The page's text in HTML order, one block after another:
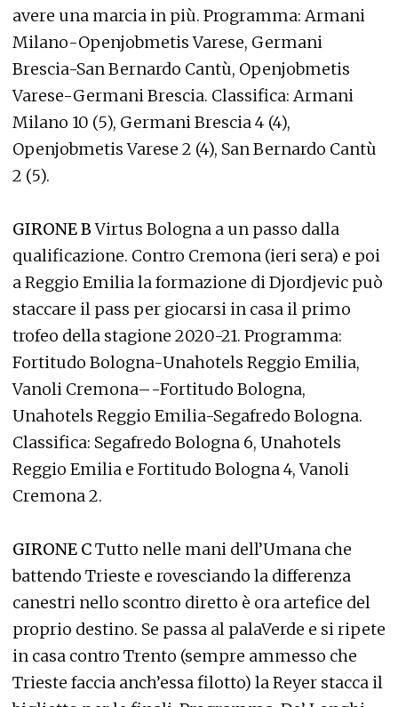
avere una marcia in più. Programma: Armani
Milano-Openjobmetis Varese, Germani
Brescia-San Bernardo Cantù, Openjobmetis
Varese-Germani Brescia. Classifica: Armani
Milano 10 (5), Germani Brescia 4 (4),
Openjobmetis Varese 2 (4), San Bernardo Cantù
2 (5).
GIRONE BVirtus Bologna a un passo dalla
qualificazione. Contro Cremona (ieri sera) e poi
a Reggio Emilia la formazione di Djordjevic può
staccare il pass per giocarsi in casa il primo
trofeo della stagione 2020-21. Programma:
Fortitudo Bologna-Unahotels Reggio Emilia,
Vanoli Cremona–-Fortitudo Bologna,
Unahotels Reggio Emilia-Segafredo Bologna.
Classifica: Segafredo Bologna 6, Unahotels
Reggio Emilia e Fortitudo Bologna 4, Vanoli
Cremona 2.
GIRONE CTutto nelle mani dell’Umana che
battendo Trieste e rovesciando la differenza
canestri nello scontro diretto è ora artefice del
proprio destino. Se passa al palaVerde e si ripete
in casa contro Trento (sempre ammesso che
Trieste faccia anch’essa filotto) la Reyer stacca il